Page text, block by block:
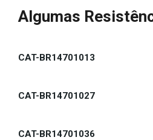
Algumas
CAT-BR14701013
CAT-BR14701027
CAT-BR14701036